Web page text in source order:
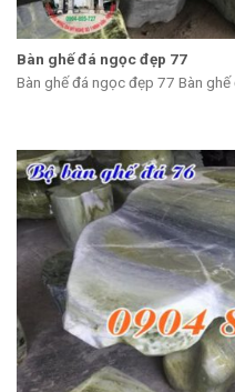
Bàn ghế đá ngọc đẹp 77
Bàn ghế đá ngọc đẹp 77 Bàn ghế